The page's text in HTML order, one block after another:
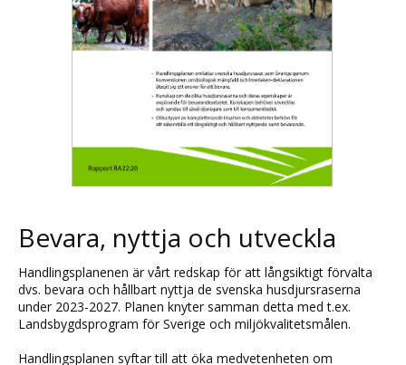
Bevara, nyttja och utveckla
Handlingsplanenen är vårt redskap för att långsiktigt förvalta
dvs. bevara och hållbart nyttja de svenska husdjursraserna
under 2023-2027. Planen knyter samman detta med t.ex.
Landsbygdsprogram för Sverige och miljökvalitetsmålen.
Handlingsplanen syftar till att öka medvetenheten om